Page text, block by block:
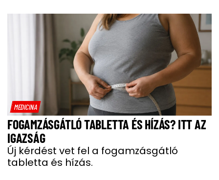
MEDICINA
FOGAMZÁSGÁTLÓ TABLETTA ÉS HÍZÁS? ITT AZ
IGAZSÁG
Új kérdést vet fel a fogamzásgátló
tabletta és hízás.